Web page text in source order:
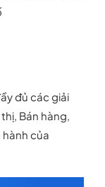
đủ các giải
Bán hàng,
của